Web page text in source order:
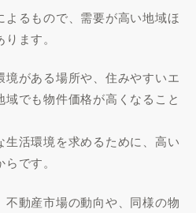
よるもので、需要が高い地域ほ
ます。
境がある場所や、住みやすいエ
域でも物件価格が高くなること
生活環境を求めるために、高い
です。
動産市場の動向や、同様の物